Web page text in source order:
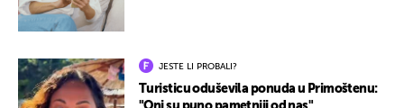
JESTE LI PROBALI?
Turisticu oduševila ponuda u Primoštenu: